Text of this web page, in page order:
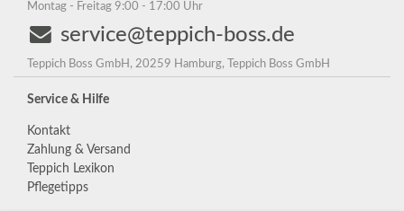
Montag - Freitag 9:00 - 17:00 Uhr
service@teppich-boss.de
Teppich Boss GmbH, 20259 Hamburg, Teppich Boss GmbH
Service & Hilfe
Kontakt
Zahlung & Versand
Teppich Lexikon
Pflegetipps